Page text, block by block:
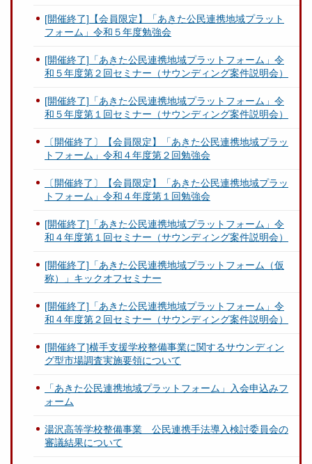
[開催終了]【会員限定】「あきた公民連携地域プラット
フォーム」令和５年度勉強会
[開催終了]「あきた公民連携地域プラットフォーム」令
和５年度第２回セミナー（サウンディング案件説明会）
[開催終了]「あきた公民連携地域プラットフォーム」令
和５年度第１回セミナー（サウンディング案件説明会）
〔開催終了〕【会員限定】「あきた公民連携地域プラッ
トフォーム」令和４年度第２回勉強会
〔開催終了〕【会員限定】「あきた公民連携地域プラッ
トフォーム」令和４年度第１回勉強会
[開催終了]「あきた公民連携地域プラットフォーム」令
和４年度第１回セミナー（サウンディング案件説明会）
[開催終了]「あきた公民連携地域プラットフォーム（仮
称）」キックオフセミナー
[開催終了]「あきた公民連携地域プラットフォーム」令
和４年度第２回セミナー（サウンディング案件説明会）
[開催終了]横手支援学校整備事業に関するサウンディン
グ型市場調査実施要領について
「あきた公民連携地域プラットフォーム」入会申込みフ
ォーム
湯沢高等学校整備事業 公民連携手法導入検討委員会の
審議結果について